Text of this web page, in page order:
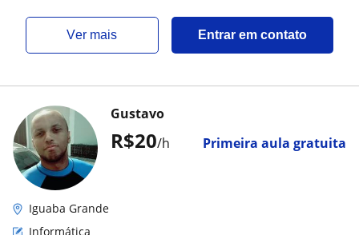
ver mais Entrar em contato
R$20/h Primeira aula gratuita
Gustavo
Iguaba Grande
Informática